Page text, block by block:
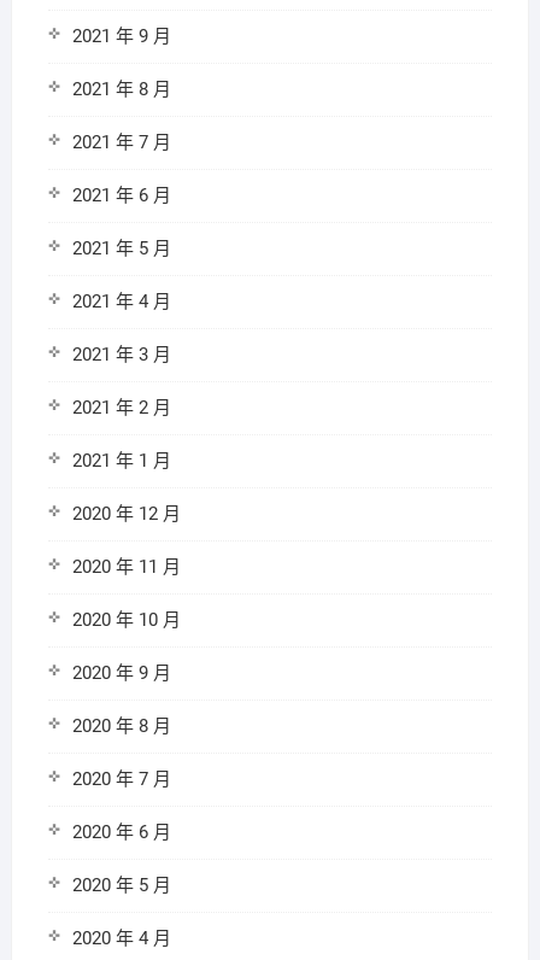
2021 年 9 月
2021 年 8 月
2021 年 7 月
2021 年 6 月
2021 年 5 月
2021 年 4 月
2021 年 3 月
2021 年 2 月
2021 年 1 月
2020 年 12 月
2020 年 11 月
2020 年 10 月
2020 年 9 月
2020 年 8 月
2020 年 7 月
2020 年 6 月
2020 年 5 月
2020 年 4 月